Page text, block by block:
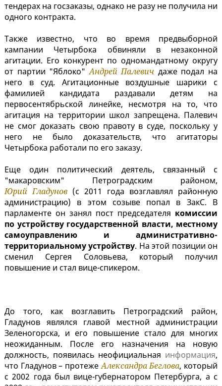
тендерах на госзаказы, однако не разу не получила ни
одного контракта.
Также известно, что во время предвыборной
кампании Четырбока обвиняли в незаконной
агитации. Его конкурент по одномандатному округу
от партии "Яблоко"Андрей Палевич даже подал на
него в суд. Агитационные воздушные шарики с
фамилией кандидата раздавали детям на
первосентябрьской линейке, несмотря на то, что
агитация на территории школ запрещена. Палевич
не смог доказать свою правоту в суде, поскольку у
него не было доказательств, что агитаторы
Четырбока работали по его заказу.
Еще один политический деятель, связанный с
"макаровским" Петроградским районом,
Юрий Гладунов (с 2011 года возглавлял районную
администрацию) в этом созыве попал в ЗакС. В
парламенте он занял пост председателя комиссии
по устройству государственной власти, местному
самоуправлению и административно-
территориальному устройству. На этой позиции он
сменил Сергея Соловьева, который получил
повышение и стал вице-спикером.
До того, как возглавить Петроградский район,
Гладунов являлся главой местной администрации
Зеленогорска, и его повышение стало для многих
неожиданным. После его назначения на новую
должность, появилась неофициальная информация,
что Гладунов – протежеАлександра Беглова, который
с 2002 года был вице-губернатором Петербурга, а с